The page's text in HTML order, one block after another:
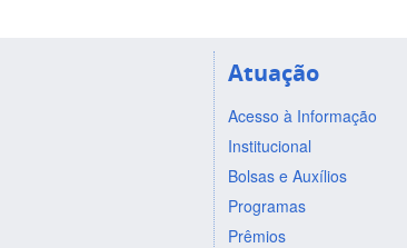
Atuação
Acesso à Informação
Institucional
Bolsas e Auxílios
Programas
Prêmios